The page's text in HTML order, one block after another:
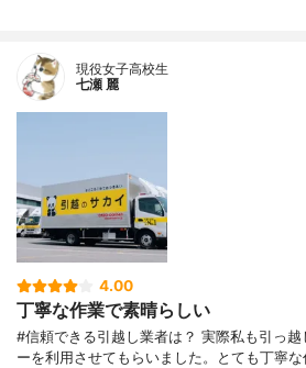
現役女子高校生
七瀬 麗
4.00
丁寧な作業で素晴らしい
#信頼できる引越し業者は？ 実際私も引っ
ーを利用させてもらいました。とても丁寧